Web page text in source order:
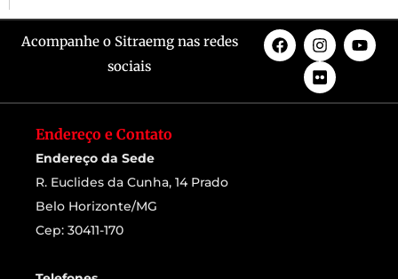
Acompanhe o Sitraemg nas redes
sociais
Endereço e Contato
Endereço da Sede
R. Euclides da Cunha, 14 Prado
Belo Horizonte/MG
Cep: 30411-170